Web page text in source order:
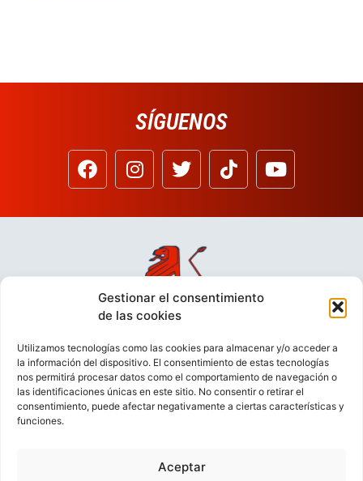
Gestionar el consentimiento
de las cookies
Utilizamos tecnologías como las cookies para almacenar y/o acceder a
la información del dispositivo. El consentimiento de estas tecnologías
nos permitirá procesar datos como el comportamiento de navegación o
las identificaciones únicas en este sitio. No consentir o retirar el
consentimiento, puede afectar negativamente a ciertas características y
funciones.
Aceptar
SÍGUENOS